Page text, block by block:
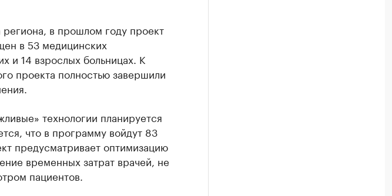
в прошлом году проект
в 53 медицинских
и 14 взрослых больницах. К
проекта полностью завершили
технологии планируется
что в программу войдут 83
предусматривает оптимизацию
временных затрат врачей, не
пациентов.